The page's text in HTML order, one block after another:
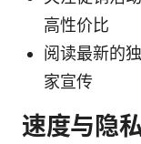
高性价比
阅读最新的
家宣传
速度与隐